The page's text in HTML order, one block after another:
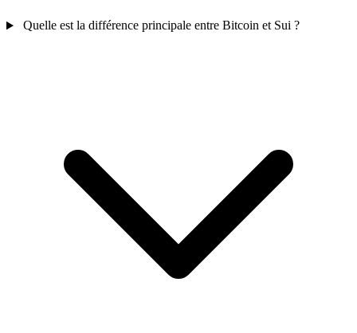
Quelle est la différence principale entre Bitcoin et Sui ?